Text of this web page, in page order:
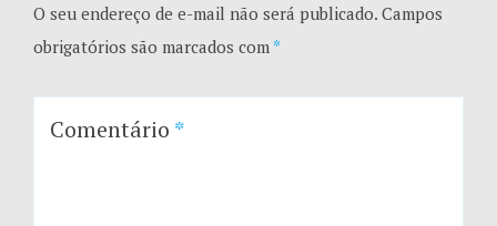
O seu endereço de e-mail não será publicado. Campos
obrigatórios são marcados com *
Comentário *